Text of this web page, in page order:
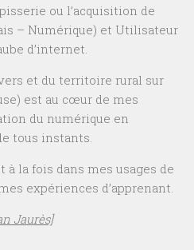
ou l’acquisition de
– Numérique) et Utilisateur
d’internet.
et du territoire rural sur
est au cœur de mes
du numérique en
tous instants.
à la fois dans mes usages de
expériences d’apprenant.
Jaurès]